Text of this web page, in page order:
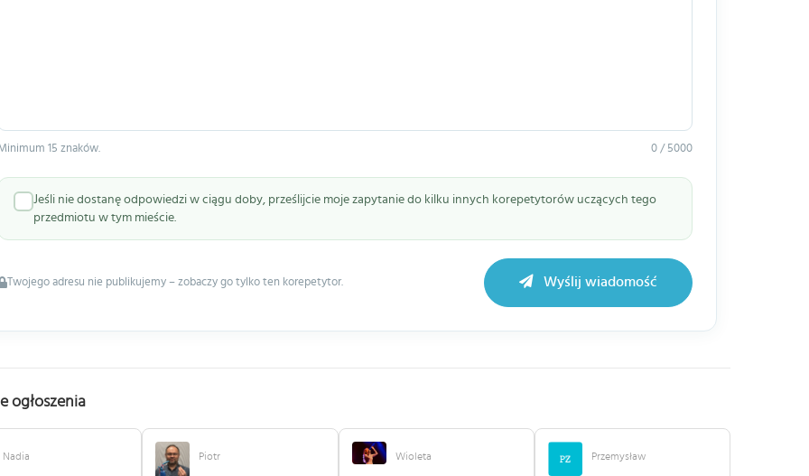
15 znaków. 0 / 5000
Jeśli nie dostanę odpowiedzi w ciągu doby, prześlijcie moje zapytanie do kilku innych korepetytorów uczących tego
przedmiotu w tym mieście.
Twojego adresu nie publikujemy – zobaczy go tylko ten korepetytor. Wyślij wiadomość
ogłoszenia
Nadia Piotr Wioleta Przemysław